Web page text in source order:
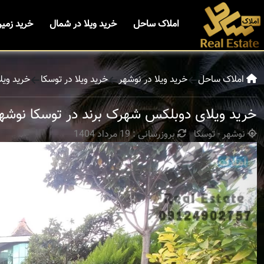
املاک ساحل خرید ویلا در شمال خرید
املاک ساحل خرید ویلا در نوشهر خرید ویلا در توسکا خرید
خرید ویلای دوبلکس شهرک برند در توسکا
نوشهر - توسکا بروزرسانی : 19 مرداد 1404